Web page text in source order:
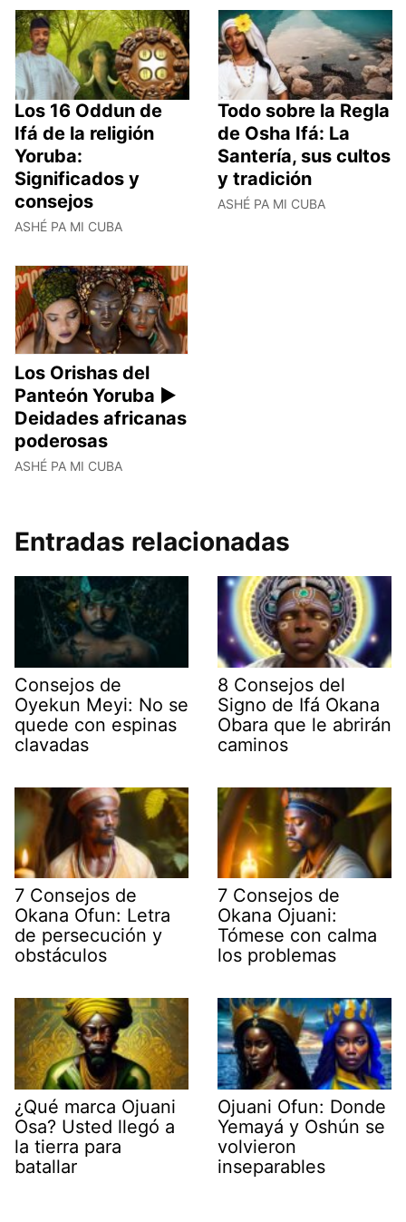
Los 16 Oddun de
Ifá de la religión
Yoruba:
Significados y
consejos
ASHÉ PA MI CUBA
Todo sobre la Regla
de Osha Ifá: La
Santería, sus cultos
y tradición
ASHÉ PA MI CUBA
Los Orishas del
Panteón Yoruba ►
Deidades africanas
poderosas
ASHÉ PA MI CUBA
Entradas relacionadas
Consejos de
Oyekun Meyi: No se
quede con espinas
clavadas
8 Consejos del
Signo de Ifá Okana
Obara que le abrirán
caminos
7 Consejos de
Okana Ofun: Letra
de persecución y
obstáculos
7 Consejos de
Okana Ojuani:
Tómese con calma
los problemas
¿Qué marca Ojuani
Osa? Usted llegó a
la tierra para
batallar
Ojuani Ofun: Donde
Yemayá y Oshún se
volvieron
inseparables